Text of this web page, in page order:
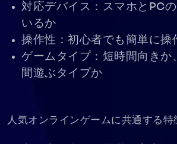
対応デバイス：スマホとPC
いるか
操作性：初心者でも簡単に操
ゲームタイプ：短時間向きか
間遊ぶタイプか
人気オンラインゲームに共通する特